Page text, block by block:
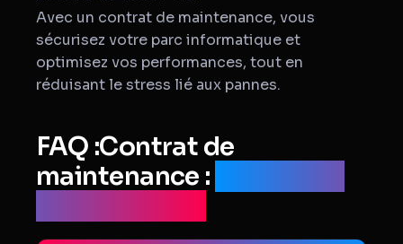
Avec un contrat de maintenance, vous
sécurisez votre parc informatique et
optimisez vos performances, tout en
réduisant le stress lié aux pannes.
FAQ :Contrat de
maintenance :